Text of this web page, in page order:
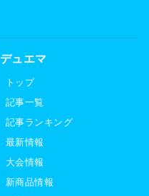
デュエマ
トップ
記事一覧
記事ランキング
最新情報
大会情報
新商品情報